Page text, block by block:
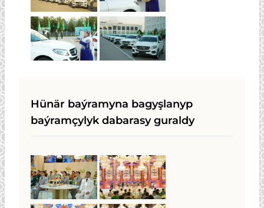
Hünär baýramyna bagyşlanyp
baýramçylyk dabarasy guraldy